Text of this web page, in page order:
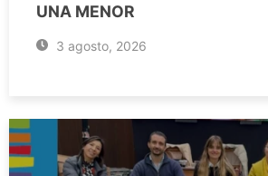
UNA MENOR
3 agosto, 2026